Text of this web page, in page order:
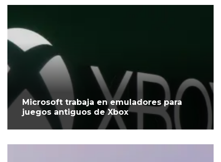
Microsoft trabaja en emuladores para
juegos antiguos de Xbox